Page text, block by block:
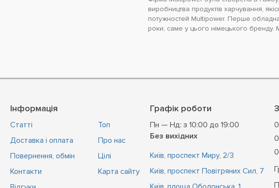
виробництва продуктів харчування,
потужностей Multipower. Перше
роки, саме у цього німецького бренду.
Інформація
Статті
Доставка і оплата
Повернення, обмін
Контакти
Топ
Про нас
Цiлi
Карта сайту
Графік роботи
Пн — Нд: з 10:00 до 19:00
Без вихідних
Київ, проспект Миру, 2/3
Київ, проспект Повітряних Сил, 7